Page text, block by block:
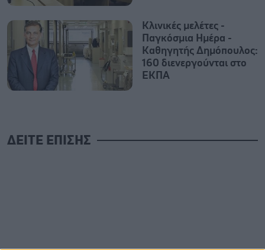
Κλινικές μελέτες -
Παγκόσμια Ημέρα -
Καθηγητής Δημόπουλος:
160 διενεργούνται στο
ΕΚΠΑ
ΔΕΙΤΕ ΕΠΙΣΗΣ